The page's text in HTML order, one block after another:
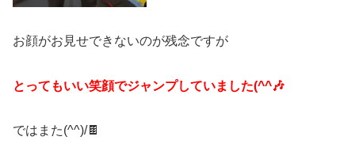
お顔がお見せできないのが残念ですが
とってもいい笑顔でジャンプしていました(^^🎶
ではまた(^^)/🍫